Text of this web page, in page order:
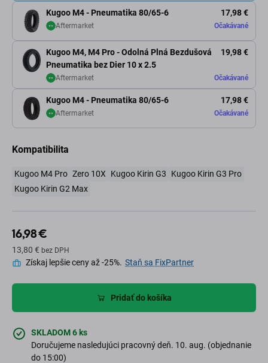
Kugoo M4 - Pneumatika 80/65-6 17,98 €
Aftermarket Očakávané
Kugoo M4, M4 Pro - Odolná Plná Bezdušová
Pneumatika bez Dier 10 x 2.5
19,98 €
Aftermarket Očakávané
Kugoo M4 - Pneumatika 80/65-6 17,98 €
Aftermarket Očakávané
Kompatibilita
Kugoo M4 Pro Zero 10X Kugoo Kirin G3
Kugoo Kirin G3 Pro
Kugoo Kirin G2 Max
16,98 €
13,80 € bez DPH
Získaj lepšie ceny až -25%. Staň sa FixPartner
Pridať do košíka
SKLADOM 6 ks
Doručujeme nasledujúci pracovný deň. 10. aug. (objednanie
do 15:00)